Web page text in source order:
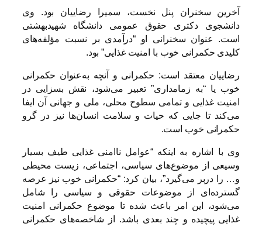
آخرین سخنران پنل نخست، سمیرا رضاییان بود. وی
دانشجوی دکتری حقوق عمومی دانشگاه شهیدبهشتی
است. عنوان سخنرانی او “درآمدی بر نسبت مؤلفه‌های
کلیدی حکمرانی خوب با امنیت غذایی” بود.
رضاییان معتقد است: حکمرانی و آنچه به‌عنوان حکمرانی
خوب یا “به زمامداری” تعبیر می‌شود، نقش بسزایی در
امنیت غذایی و تمامی سطوح محلی، ملی و جهانی آن ایفا
می‌کند تا جایی که حیات و سلامت انسان‌ها نیز در گرو
حکمرانی خوب است.
وی با اشاره به اینکه “عوامل ناامنی غذایی طیف بسیار
وسیعی از موضوع‌های سیاسی، اجتماعی، زیست محیطی
و… را دربر می‌گیرد”، بیان کرد: “حکمرانی خوب نیز عرصه
گسترده‌ای از موضوعات حقوقی و سیاسی را شامل
می‌شود، این امر باعث شده تا موضوع حکمرانی امنیت
غذایی پیچیده و چند بعدی باشد. از شاخصه‌های حکمرانی